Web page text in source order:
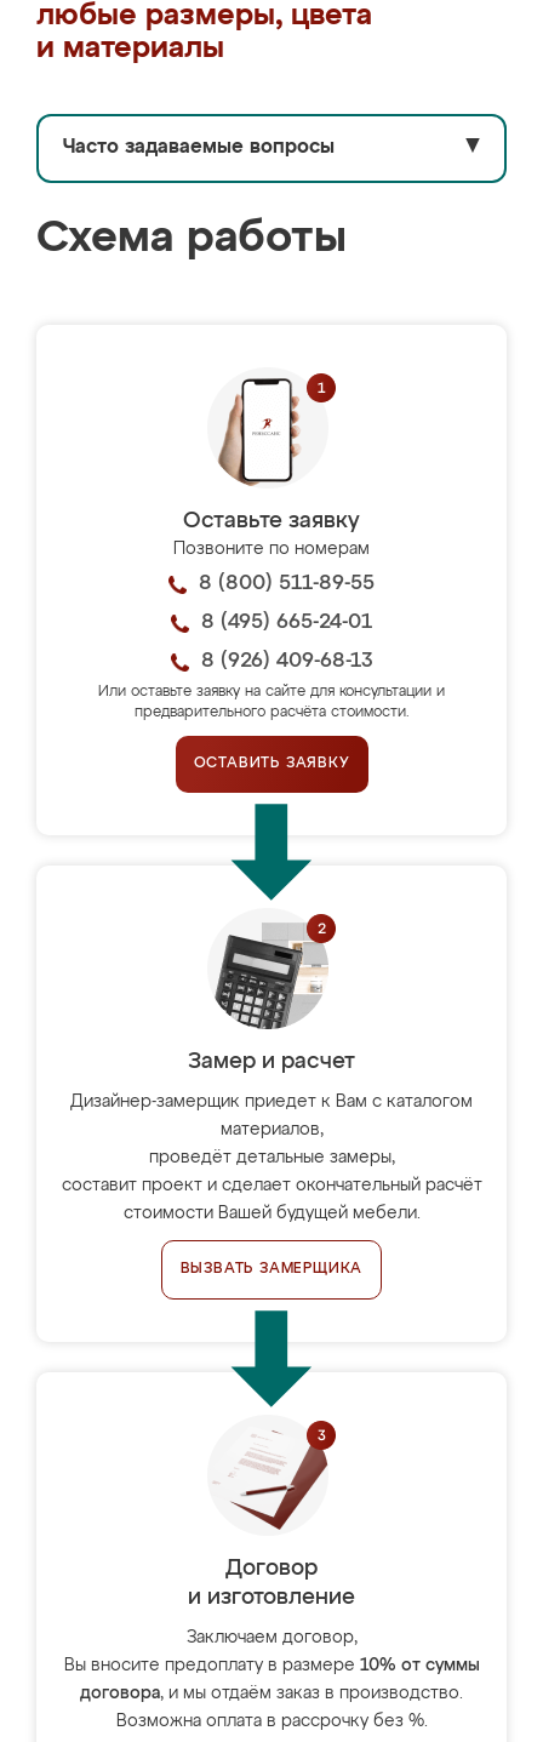
любые размеры, цвета
и материалы
Часто задаваемые вопросы ▼
Схема работы
Оставьте заявку
Позвоните по номерам
8 (800) 511-89-55
8 (495) 665-24-01
8 (926) 409-68-13
Или оставьте заявку на сайте для консультации и
предварительного расчёта стоимости.
ОСТАВИТЬ ЗАЯВКУ
Замер и расчет
Дизайнер-замерщик приедет к Вам с каталогом
материалов,
проведёт детальные замеры,
составит проект и сделает окончательный расчёт
стоимости Вашей будущей мебели.
ВЫЗВАТЬ ЗАМЕРЩИКА
Договор
и изготовление
Заключаем договор,
Вы вносите предоплату в размере 10% от суммы
договора, и мы отдаём заказ в производство.
Возможна оплата в рассрочку без %.